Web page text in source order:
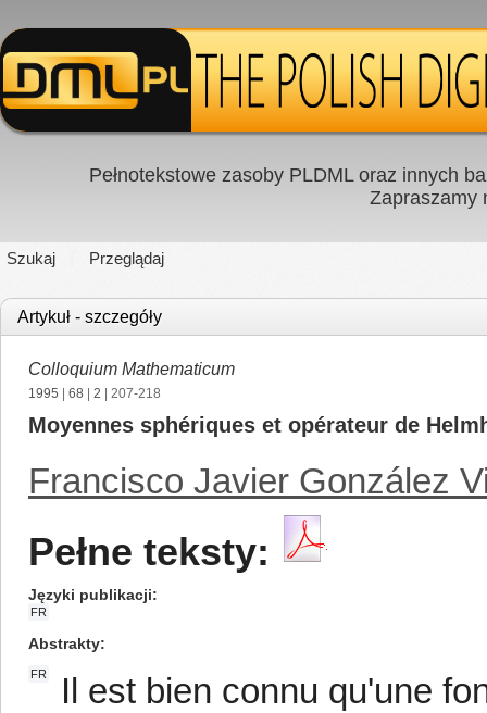
Pełnotekstowe zasoby PLDML oraz innych
Zapraszamy
Szukaj Przeglądaj
Artykuł - szczegóły
Colloquium Mathematicum
1995 68 2 | 207-218
Moyennes sphériques et opérateur de
Francisco Javier González
Pełne teksty:
Języki publikacji
FR
Abstrakty
FR
Il est bien connu qu'une